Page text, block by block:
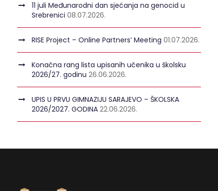
11 juli Međunarodni dan sjećanja na genocid u
Srebrenici 08.07.2026.
RISE Project – Online Partners’ Meeting 01.07.2026.
Konačna rang lista upisanih učenika u školsku
2026/27. godinu 26.06.2026.
UPIS U PRVU GIMNAZIJU SARAJEVO – ŠKOLSKA
2026/2027. GODINA 22.06.2026.